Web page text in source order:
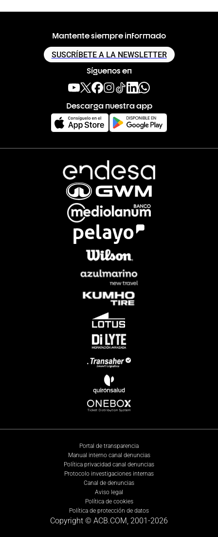
Mantente siempre informado
SUSCRÍBETE A LA NEWSLETTER
Síguenos en
Descarga nuestra app
Portal de transparencia
Manual interno canal denuncias
Política privacidad canal denuncias
Protocolo investigaciones internas
Canal de denuncias
Aviso legal
Política de cookies
Política de protección de datos
Copyright © ACB.COM, 2001-2026